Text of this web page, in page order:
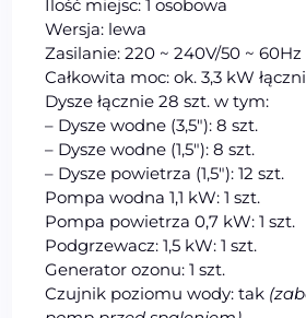
Ilość miejsc: 1 osobowa
Wersja: lewa
Zasilanie: 220 ~ 240V/50 ~ 60Hz
Całkowita moc: ok. 3,3 kW
Dysze łącznie 28 szt. w tym:
– Dysze wodne (3,5″): 8 szt.
– Dysze wodne (1,5″): 8 szt.
– Dysze powietrza (1,5″): 12 szt.
Pompa wodna 1,1 kW: 1 szt.
Pompa powietrza 0,7 kW: 1 szt.
Podgrzewacz: 1,5 kW: 1 szt.
Generator ozonu: 1 szt.
Czujnik poziomu wody: tak